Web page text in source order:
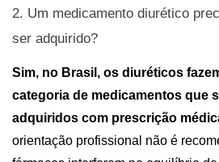
2. Um medicamento diurético
ser adquirido?
Sim, no Brasil, os diuréticos
categoria de medicamentos que
adquiridos com prescrição
orientação profissional não é